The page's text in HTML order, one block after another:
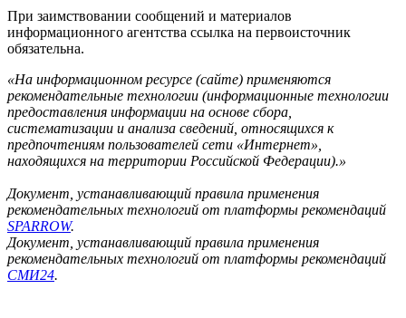
При заимствовании сообщений и материалов
информационного агентства ссылка на первоисточник
обязательна.
«На информационном ресурсе (сайте) применяются
рекомендательные технологии (информационные технологии
предоставления информации на основе сбора,
систематизации и анализа сведений, относящихся к
предпочтениям пользователей сети «Интернет»,
находящихся на территории Российской Федерации).»
Документ, устанавливающий правила применения
рекомендательных технологий от платформы рекомендаций
SPARROW.
Документ, устанавливающий правила применения
рекомендательных технологий от платформы рекомендаций
СМИ24.